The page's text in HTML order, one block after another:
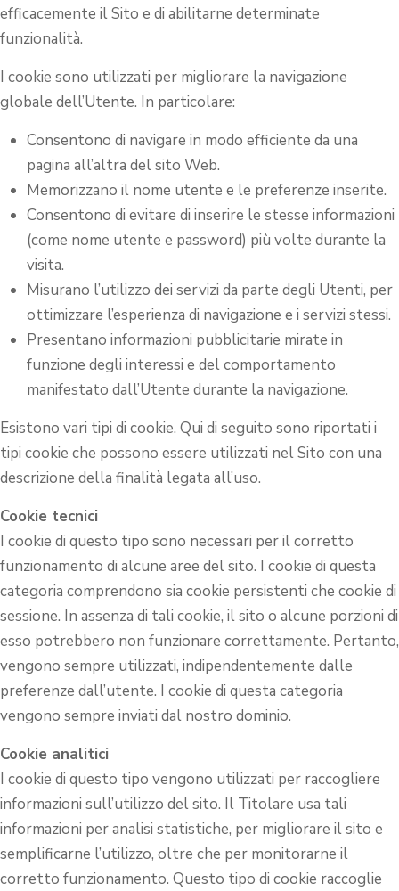
efficacemente il Sito e di abilitarne determinate
funzionalità.
I cookie sono utilizzati per migliorare la navigazione
globale dell’Utente. In particolare:
Consentono di navigare in modo efficiente da una
pagina all’altra del sito Web.
Memorizzano il nome utente e le preferenze inserite.
Consentono di evitare di inserire le stesse informazioni
(come nome utente e password) più volte durante la
visita.
Misurano l’utilizzo dei servizi da parte degli Utenti, per
ottimizzare l’esperienza di navigazione e i servizi stessi.
Presentano informazioni pubblicitarie mirate in
funzione degli interessi e del comportamento
manifestato dall’Utente durante la navigazione.
Esistono vari tipi di cookie. Qui di seguito sono riportati i
tipi cookie che possono essere utilizzati nel Sito con una
descrizione della finalità legata all’uso.
Cookie tecnici
I cookie di questo tipo sono necessari per il corretto
funzionamento di alcune aree del sito. I cookie di questa
categoria comprendono sia cookie persistenti che cookie di
sessione. In assenza di tali cookie, il sito o alcune porzioni di
esso potrebbero non funzionare correttamente. Pertanto,
vengono sempre utilizzati, indipendentemente dalle
preferenze dall’utente. I cookie di questa categoria
vengono sempre inviati dal nostro dominio.
Cookie analitici
I cookie di questo tipo vengono utilizzati per raccogliere
informazioni sull’utilizzo del sito. Il Titolare usa tali
informazioni per analisi statistiche, per migliorare il sito e
semplificarne l’utilizzo, oltre che per monitorarne il
corretto funzionamento. Questo tipo di cookie raccoglie